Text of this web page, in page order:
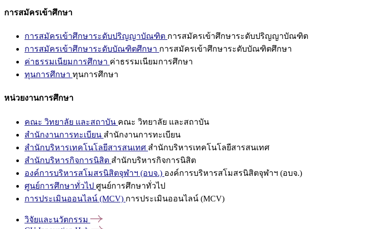
การสมัครเข้าศึกษา
การสมัครเข้าศึกษาระดับปริญญาบัณฑิต การสมัครเข้าศึกษาระดับปริญญาบัณฑิต
การสมัครเข้าศึกษาระดับบัณฑิตศึกษา การสมัครเข้าศึกษาระดับบัณฑิตศึกษา
ค่าธรรมเนียมการศึกษา ค่าธรรมเนียมการศึกษา
ทุนการศึกษา ทุนการศึกษา
หน่วยงานการศึกษา
คณะ วิทยาลัย และสถาบัน คณะ วิทยาลัย และสถาบัน
สำนักงานการทะเบียน สำนักงานการทะเบียน
สำนักบริหารเทคโนโลยีสารสนเทศ สำนักบริหารเทคโนโลยีสารสนเทศ
สำนักบริหารกิจการนิสิต สำนักบริหารกิจการนิสิต
องค์การบริหารสโมสรนิสิตจุฬาฯ (อบจ.) องค์การบริหารสโมสรนิสิตจุฬาฯ (อบจ.)
ศูนย์การศึกษาทั่วไป ศูนย์การศึกษาทั่วไป
การประเมินออนไลน์ (MCV) การประเมินออนไลน์ (MCV)
วิจัยและนวัตกรรม